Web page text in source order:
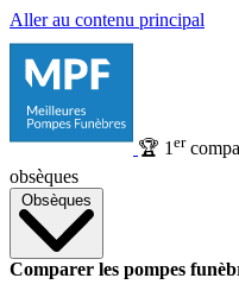
Aller au contenu principal
🏆 1 er
obsèques
Obsèques
Comparer les pompes